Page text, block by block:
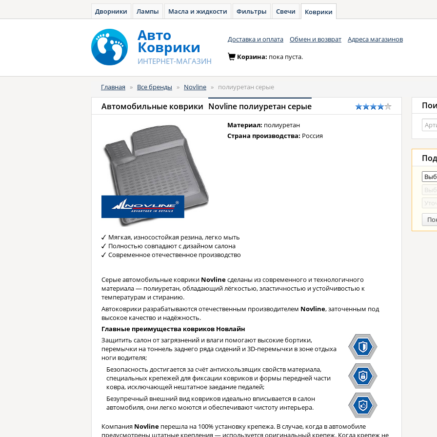
Дворники Лампы Масла и жидкости Фильтры Свечи Коврики
Авто
Коврики
ИНТЕРНЕТ-МАГАЗИН
Доставка и оплата Обмен и возврат Адреса магазинов
Корзина: пока пуста.
Главная » Все бренды » Novline » полиуретан серые
Автомобильные коврики Novline полиуретан серые
Материал: полиуретан
Страна производства: Россия
Мягкая, износостойкая резина, легко мыть
Полностью совпадают с дизайном салона
Современное отечественное производство
Серые автомобильные коврики Novlineсделаны из современного и технологичного
материала — полиуретан, обладающий лёгкостью, эластичностью и устойчивостью к
температурам и стиранию.
Автоковрики разрабатываются отечественным производителем Novline, заточенным под
высокое качество и надёжность.
Главные преимущества ковриков Новлайн
Защитить салон от загрязнений и влаги помогают высокие бортики,
перемычки на тоннель заднего ряда сидений и 3D-перемычки в зоне отдыха
ноги водителя;
Безопасность достигается за счёт антискользящих свойств материала,
специальных крепежей для фиксации ковриков и формы передней части
ковра, исключающей нештатное заедание педалей;
Безупречный внешний вид ковриков идеально вписывается в салон
автомобиля, они легко моются и обеспечивают чистоту интерьера.
Компания Novline перешла на 100% установку крепежа. В случае, когда в автомобиле
предусмотрены штатные крепления — используется оригинальный крепеж. Когда крепеж не